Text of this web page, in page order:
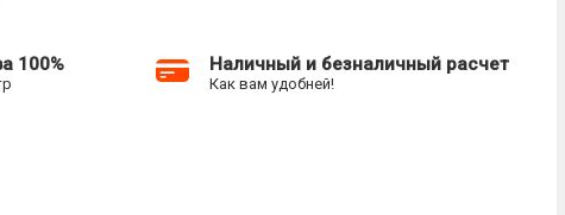
100% Наличный и безналичный расчет
Как вам удобней!